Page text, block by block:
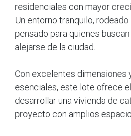
residenciales con mayor
Un entorno tranquilo,
pensado para quienes
alejarse de la ciudad.
Con excelentes dimensiones
esenciales, este lote ofrece
desarrollar una vivienda de
proyecto con amplios